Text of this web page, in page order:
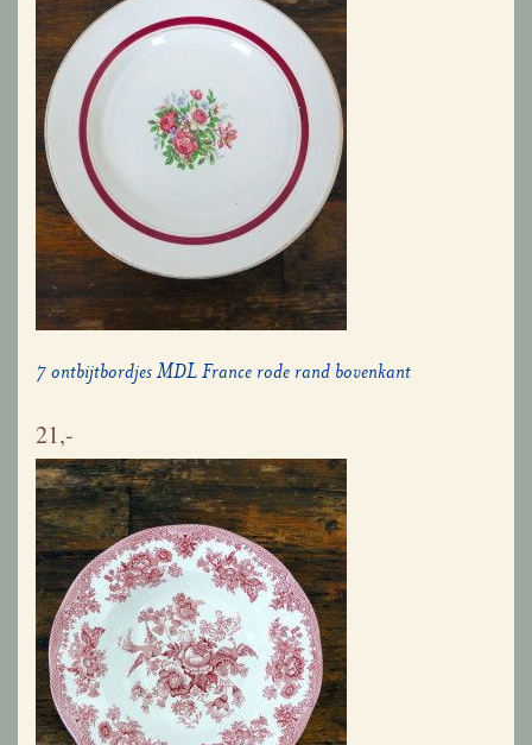
7 ontbijtbordjes MDL France rode rand bovenkant
21,-